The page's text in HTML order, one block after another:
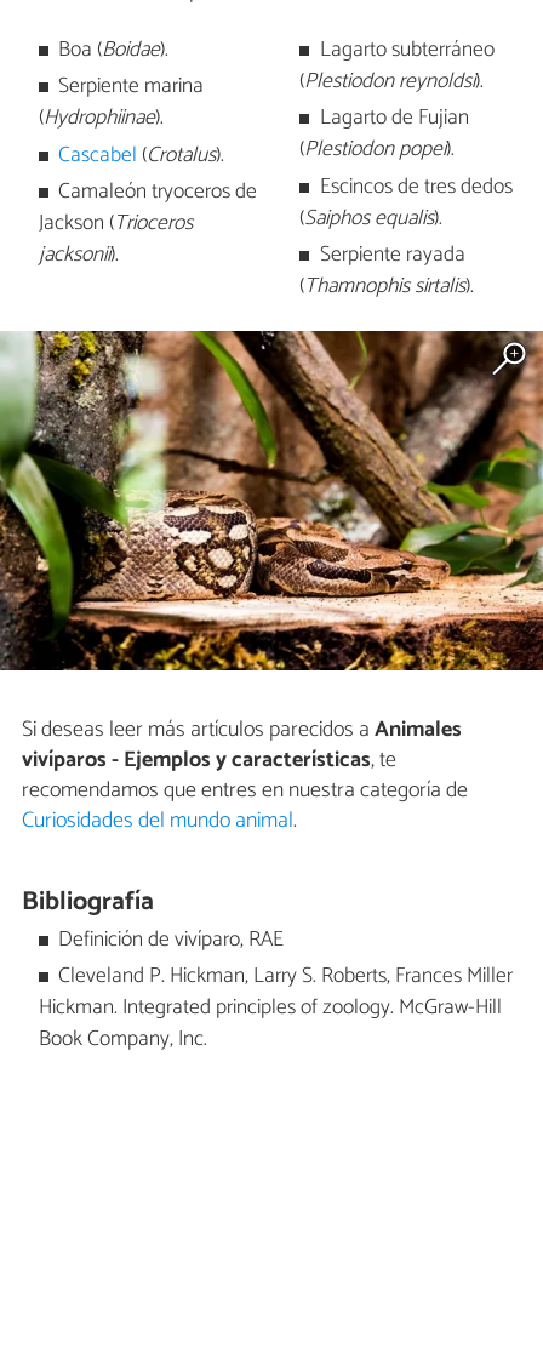
Boa (Boidae).
Serpiente marina
(Hydrophiinae).
Cascabel (Crotalus).
Camaleón tryoceros de
Jackson (Trioceros
jacksonii).
Lagarto subterráneo
(Plestiodon reynoldsi).
Lagarto de Fujian
(Plestiodon popei).
Escincos de tres dedos
(Saiphos equalis).
Serpiente rayada
(Thamnophis sirtalis).
Si deseas leer más artículos parecidos aAnimales
vivíparos - Ejemplos y características, te
recomendamos que entres en nuestra categoría de
Curiosidades del mundo animal.
Bibliografía
Definición de vivíparo, RAE
Cleveland P. Hickman, Larry S. Roberts, Frances Miller
Hickman. Integrated principles of zoology. McGraw-Hill
Book Company, Inc.